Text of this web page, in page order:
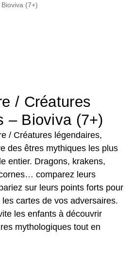
(7+)
/ Créatures
– Bioviva (7+)
/ Créatures légendaires,
des êtres mythiques les plus
entier. Dragons, krakens,
comparez leurs
sur leurs points forts pour
cartes de vos adversaires.
les enfants à découvrir
mythologiques tout en